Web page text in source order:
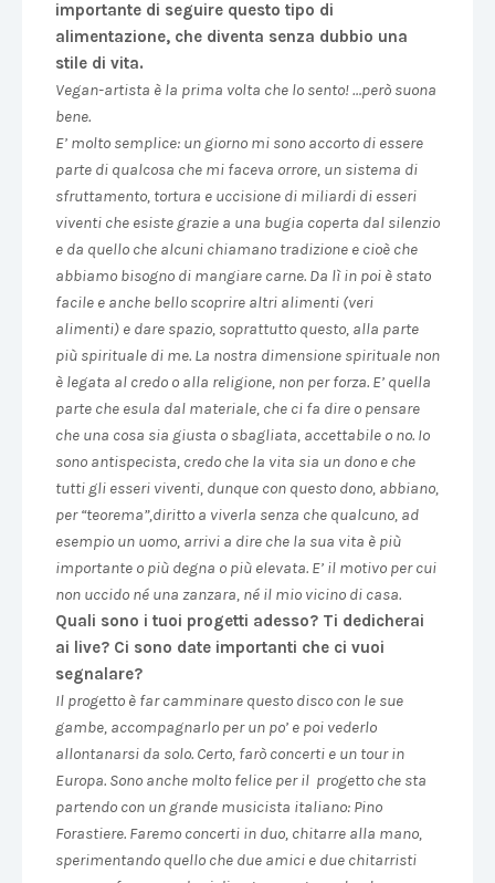
importante di seguire questo tipo di
alimentazione, che diventa senza dubbio una
stile di vita.
Vegan-artista è la prima volta che lo sento! …però suona
bene.
E’ molto semplice: un giorno mi sono accorto di essere
parte di qualcosa che mi faceva orrore, un sistema di
sfruttamento, tortura e uccisione di miliardi di esseri
viventi che esiste grazie a una bugia coperta dal silenzio
e da quello che alcuni chiamano tradizione e cioè che
abbiamo bisogno di mangiare carne. Da lì in poi è stato
facile e anche bello scoprire altri alimenti (veri
alimenti) e dare spazio, soprattutto questo, alla parte
più spirituale di me. La nostra dimensione spirituale non
è legata al credo o alla religione, non per forza. E’ quella
parte che esula dal materiale, che ci fa dire o pensare
che una cosa sia giusta o sbagliata, accettabile o no. Io
sono antispecista, credo che la vita sia un dono e che
tutti gli esseri viventi, dunque con questo dono, abbiano,
per “teorema”,diritto a viverla senza che qualcuno, ad
esempio un uomo, arrivi a dire che la sua vita è più
importante o più degna o più elevata. E’ il motivo per cui
non uccido né una zanzara, né il mio vicino di casa.
Quali sono i tuoi progetti adesso? Ti dedicherai
ai live? Ci sono date importanti che ci vuoi
segnalare?
Il progetto è far camminare questo disco con le sue
gambe, accompagnarlo per un po’ e poi vederlo
allontanarsi da solo. Certo, farò concerti e un tour in
Europa. Sono anche molto felice per il progetto che sta
partendo con un grande musicista italiano: Pino
Forastiere. Faremo concerti in duo, chitarre alla mano,
sperimentando quello che due amici e due chitarristi